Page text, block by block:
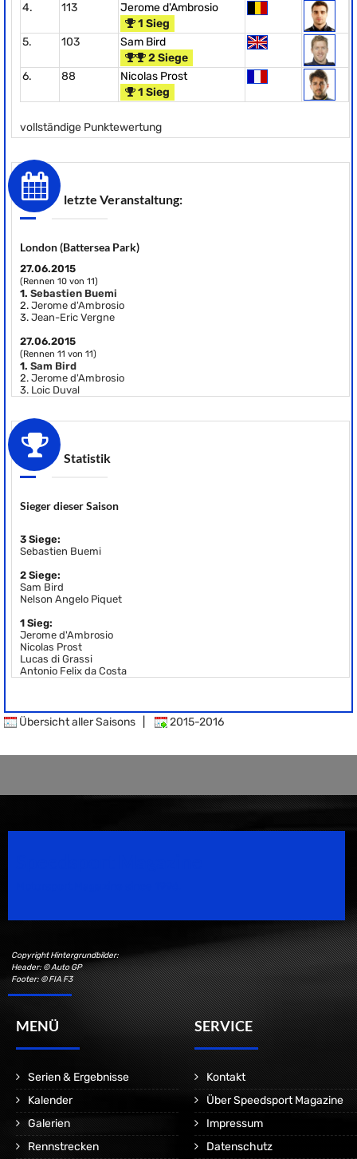
4.
113
Jerome d'Ambrosio
1 Sieg
5.
103
Sam Bird
2 Siege
6.
88
Nicolas Prost
1 Sieg
vollständige Punktewertung
letzte Veranstaltung:
London (Battersea Park)
27.06.2015
(Rennen 10 von 11)
1. Sebastien Buemi
2. Jerome d'Ambrosio
3. Jean-Eric Vergne
27.06.2015
(Rennen 11 von 11)
1. Sam Bird
2. Jerome d'Ambrosio
3. Loic Duval
Statistik
Sieger dieser Saison
3 Siege:
Sebastien Buemi
2 Siege:
Sam Bird
Nelson Angelo Piquet
1 Sieg:
Jerome d'Ambrosio
Nicolas Prost
Lucas di Grassi
Antonio Felix da Costa
Übersicht aller Saisons 2015-2016
Copyright Hintergrundbilder:
Header: © Auto GP
Footer: © FIA F3
MENÜ
Serien & Ergebnisse
Kalender
Galerien
Rennstrecken
SERVICE
Kontakt
Über Speedsport Magazine
Impressum
Datenschutz